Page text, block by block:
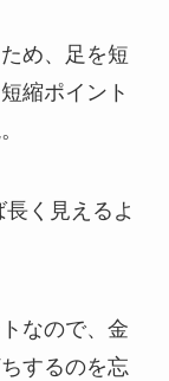
め、足を短
縮ポイント
く見えるよ
なので、金
するのを忘